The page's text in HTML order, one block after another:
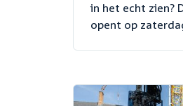
in het echt zien?
opent op